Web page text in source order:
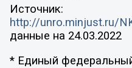
Источник:
http://unro.minjust.ru/
данные на 24.03.2022
* Единый